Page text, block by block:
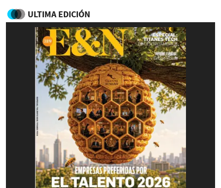
ULTIMA EDICIÓN